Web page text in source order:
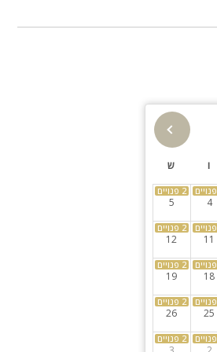
בריכת זרמים
ו ש
4
5
11
12
18
19
25
26